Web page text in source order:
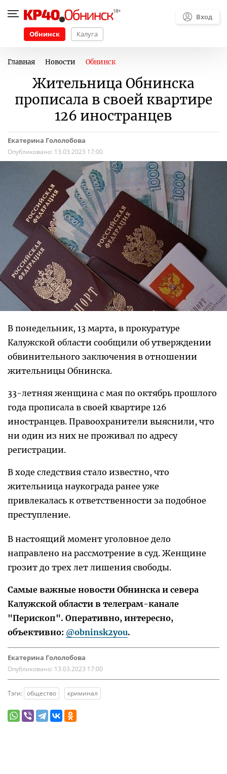
Обнинск Калуга
Вход
Главная Новости Обнинск
Жительница Обнинска
прописала в своей квартире
126 иностранцев
Екатерина Гололобова
Опубликовано: 13.03.2023 17:00
В понедельник, 13 марта, в прокуратуре
Калужской области сообщили об утверждении
обвинительного заключения в отношении
жительницы Обнинска.
33-летняя женщина с мая по октябрь прошлого
года прописала в своей квартире 126
иностранцев. Правоохранители выяснили, что
ни один из них не проживал по адресу
регистрации.
В ходе следствия стало известно, что
жительница наукограда ранее уже
привлекалась к ответственности за подобное
преступление.
В настоящий момент уголовное дело
направлено на рассмотрение в суд. Женщине
грозит до трех лет лишения свободы.
Самые важные новости Обнинска и севера
Калужской области в телеграм-канале
"Перископ". Оперативно, интересно,
объективно: @obninsk2you.
Екатерина Гололобова
Опубликовано: 13.03.2023 17:00
Тэги: общество криминал